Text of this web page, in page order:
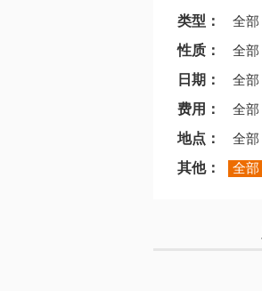
类型： 全部
性质：
全部
日期：
全部
费用：
全部
地点：
全部
其他：
全部